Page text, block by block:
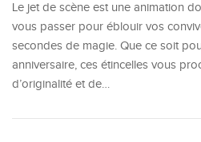
Le jet de scène est une animation
vous passer pour éblouir vos
secondes de magie. Que ce soit
anniversaire, ces étincelles vous
d’originalité et de…